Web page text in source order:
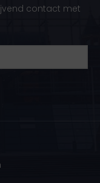
contact met